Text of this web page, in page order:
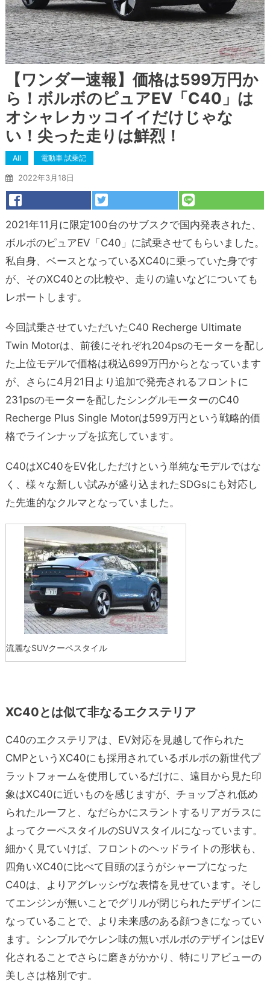
【ワンダー速報】価格は599万円か
ら！ボルボのピュアEV「C40」は
オシャレカッコイイだけじゃな
い！尖った走りは鮮烈！
All 電動車 試乗記
2022年3月18日
2021年11月に限定100台のサブスクで国内発表された、
ボルボのピュアEV「C40」に試乗させてもらいました。
私自身、ベースとなっているXC40に乗っていた身です
が、そのXC40との比較や、走りの違いなどについても
レポートします。
今回試乗させていただいたC40 Recherge Ultimate
Twin Motorは、前後にそれぞれ204psのモーターを配し
た上位モデルで価格は税込699万円からとなっています
が、さらに4月21日より追加で発売されるフロントに
231psのモーターを配したシングルモーターのC40
Recherge Plus Single Motorは599万円という戦略的価
格でラインナップを拡充しています。
C40はXC40をEV化しただけという単純なモデルではな
く、様々な新しい試みが盛り込まれたSDGsにも対応し
た先進的なクルマとなっていました。
流麗なSUVクーペスタイル
XC40とは似て非なるエクステリア
C40のエクステリアは、EV対応を見越して作られた
CMPというXC40にも採用されているボルボの新世代プ
ラットフォームを使用しているだけに、遠目から見た印
象はXC40に近いものを感じますが、チョップされ低め
られたルーフと、なだらかにスラントするリアガラスに
よってクーペスタイルのSUVスタイルになっています。
細かく見ていけば、フロントのヘッドライトの形状も、
四角いXC40に比べて目頭のほうがシャープになった
C40は、よりアグレッシヴな表情を見せています。そし
てエンジンが無いことでグリルが閉じられたデザインに
なっていることで、より未来感のある顔つきになってい
ます。シンプルでケレン味の無いボルボのデザインはEV
化されることでさらに磨きがかかり、特にリアビューの
美しさは格別です。